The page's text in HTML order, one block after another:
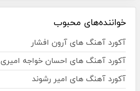
خواننده‌های محبوب
آکورد آهنگ های آرون افشار
آکورد آهنگ های احسان خواجه امیری
آکورد آهنگ های امیر رشوند